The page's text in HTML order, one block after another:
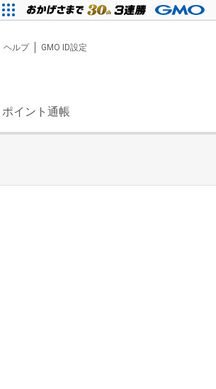
ヘルプ GMO ID設定
ポイント通帳